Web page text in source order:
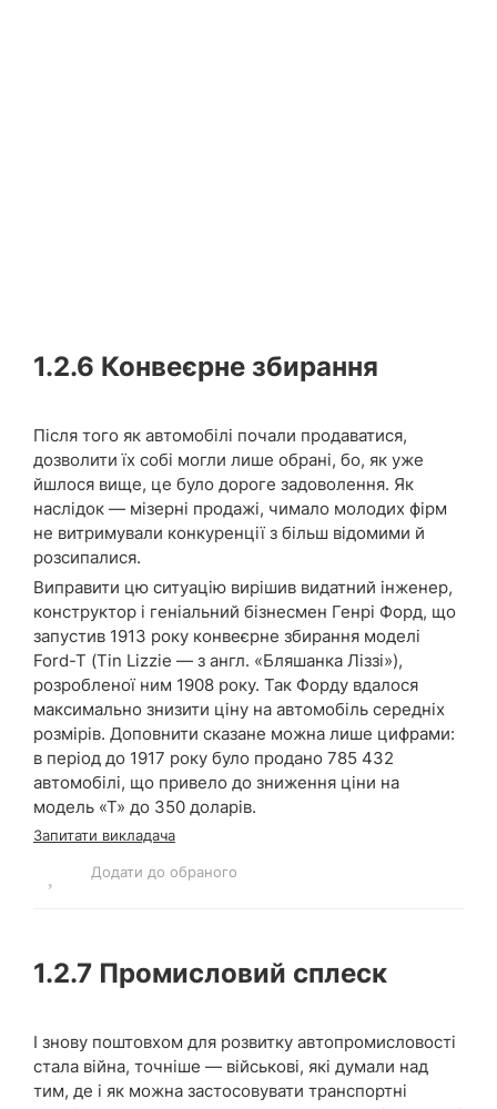
1.2.6 Конвеєрне збирання
Після того як автомобілі почали продаватися,
дозволити їх собі могли лише обрані, бо, як уже
йшлося вище, це було дороге задоволення. Як
наслідок — мізерні продажі, чимало молодих фірм
не витримували конкуренції з більш відомими й
розсипалися.
Виправити цю ситуацію вирішив видатний інженер,
конструктор і геніальний бізнесмен Генрі Форд, що
запустив 1913 року конвеєрне збирання моделі
Ford-T (Tin Lizzie — з англ. «Бляшанка Ліззі»),
розробленої ним 1908 року. Так Форду вдалося
максимально знизити ціну на автомобіль середніх
розмірів. Доповнити сказане можна лише цифрами:
в період до 1917 року було продано 785 432
автомобілі, що привело до зниження ціни на
модель «Т» до 350 доларів.
Запитати викладача
Додати до обраного
1.2.7 Промисловий сплеск
І знову поштовхом для розвитку автопромисловості
стала війна, точніше — військові, які думали над
тим, де і як можна застосовувати транспортні